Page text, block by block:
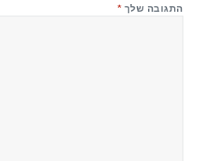
התגובה שלך *